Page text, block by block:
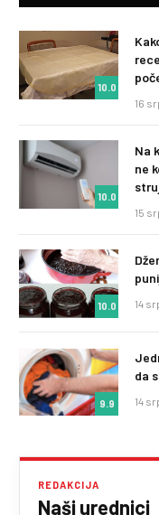
10.0
16
10.0
Na
ne
15
10.0 14
9.9
da
14
REDAKCIJA
Naši urednici